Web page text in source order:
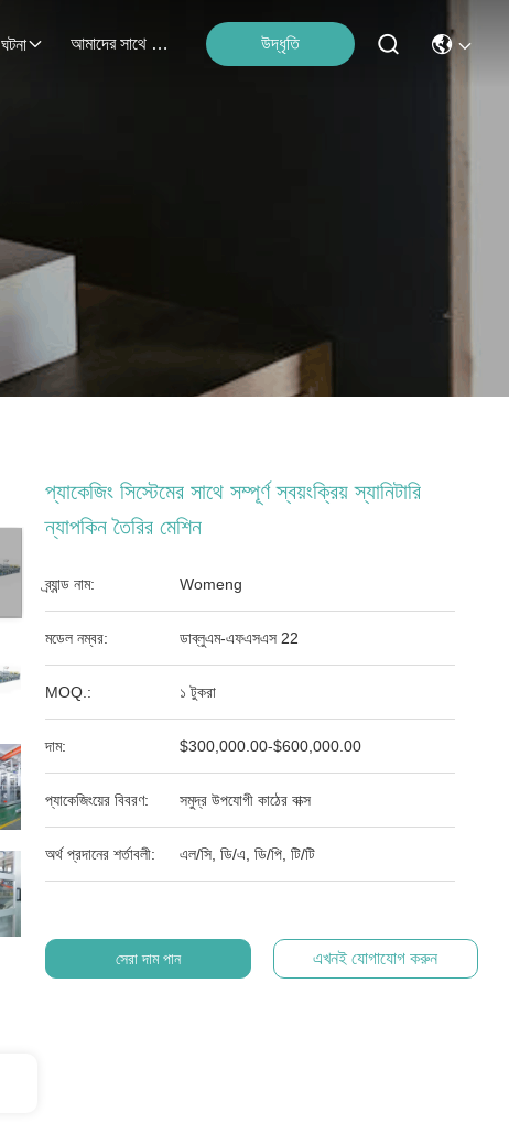
ঘটনা আমাদের সাথে যোগাযোগ উদ্ধৃতি
প্যাকেজিং সিস্টেমের সাথে সম্পূর্ণ স্বয়ংক্রিয় স্যানিটারি
ন্যাপকিন তৈরির মেশিন
ব্র্যান্ড নাম: Womeng
মডেল নম্বর: ডাব্লুএম-এফএসএস 22
MOQ.: ১ টুকরা
দাম: $300,000.00-$600,000.00
প্যাকেজিংয়ের বিবরণ: সমুদ্র উপযোগী কাঠের বাক্স
অর্থ প্রদানের শর্তাবলী: এল/সি, ডি/এ, ডি/পি, টি/টি
সেরা দাম পান এখনই যোগাযোগ করুন